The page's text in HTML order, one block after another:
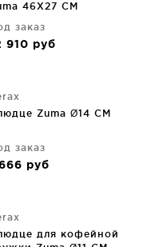
46X27 CM
заказ
910 руб
Zuma Ø14 CM
заказ
руб
для кофейной